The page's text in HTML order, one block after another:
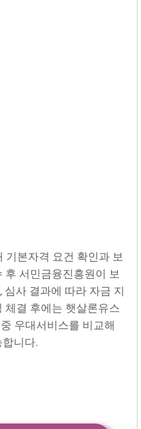
기본자격 요건 확인과 보
후 서민금융진흥원이 보
사 결과에 따라 자금 지
체결 후에는 햇살론유스
우대서비스를 비교해
니다.